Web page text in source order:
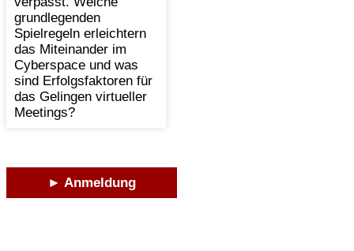
grundlegenden
Spielregeln erleichtern
das Miteinander im
Cyberspace und was
sind Erfolgsfaktoren für
das Gelingen virtueller
Meetings?
► Anmeldung